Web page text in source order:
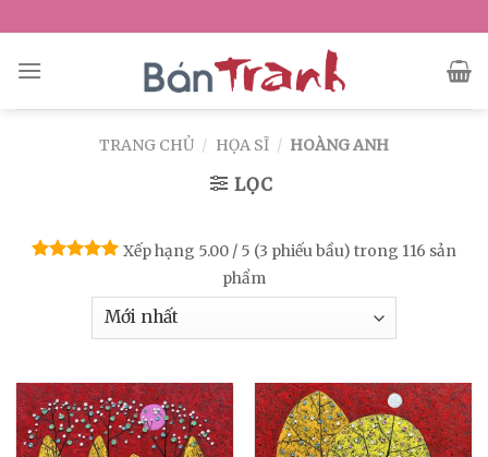
to
content
TRANG CHỦ / HỌA SĨ / HOÀNG ANH
LỌC
Xếp hạng 5.00 / 5 (3 phiếu bầu) trong 116 sản
phẩm